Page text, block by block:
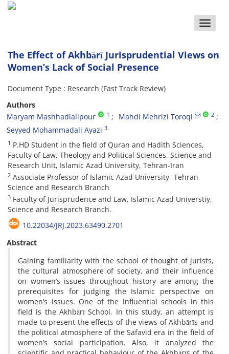
Toggle
The Effect of Akhbārī Jurisprudential Views on
Women’s Lack of Social Presence
Document Type : Research (Fast Track Review)
Authors
Maryam Mashhadialipour
1 Mahdi Mehrizi Toroqi 2
Seyyed Mohammadali Ayazi 3
1 P.HD Student in the field of Quran and Hadith Sciences,
Faculty of Law, Theology and Political Sciences, Science and
Research Unit, Islamic Azad University, Tehran-Iran
2 Associate Professor of Islamic Azad University- Tehran
Science and Research Branch
3 Faculty of Jurisprudence and Law, Islamic Azad Universtiy,
Science and Research Branch.
10.22034/JRJ.2023.63490.2701
Abstract
Gaining familiarity with the school of thought of jurists,
the cultural atmosphere of society, and their influence
on women’s issues throughout history are among the
prerequisites for judging the Islamic perspective on
women’s issues. One of the influential schools in this
field is the Akhbārī School. In this study, an attempt is
made to present the effects of the views of Akhbārīs and
the political atmosphere of the Safavid era in the field of
women’s social participation. Also, it analyzed the